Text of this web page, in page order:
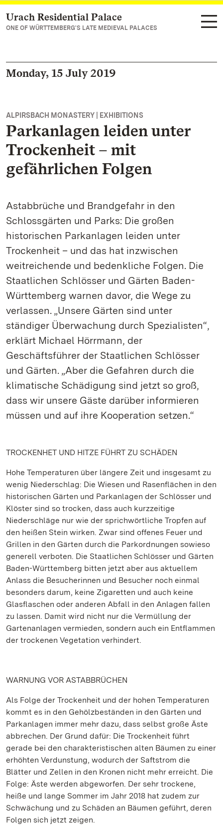
Navigate to main page
Urach Residential Palace
ONE OF WÜRTTEMBERG'S LATE MEDIEVAL PALACES
Monday, 15 July 2019
ALPIRSBACH MONASTERY | EXHIBITIONS
Parkanlagen leiden unter
Trockenheit – mit
gefährlichen Folgen
Astabbrüche und Brandgefahr in den
Schlossgärten und Parks: Die großen
historischen Parkanlagen leiden unter
Trockenheit – und das hat inzwischen
weitreichende und bedenkliche Folgen. Die
Staatlichen Schlösser und Gärten Baden-
Württemberg warnen davor, die Wege zu
verlassen. „Unsere Gärten sind unter
ständiger Überwachung durch Spezialisten“,
erklärt Michael Hörrmann, der
Geschäftsführer der Staatlichen Schlösser
und Gärten. „Aber die Gefahren durch die
klimatische Schädigung sind jetzt so groß,
dass wir unsere Gäste darüber informieren
müssen und auf ihre Kooperation setzen.“
TROCKENHET UND HITZE FÜHRT ZU SCHÄDEN
Hohe Temperaturen über längere Zeit und insgesamt zu
wenig Niederschlag: Die Wiesen und Rasenflächen in den
historischen Gärten und Parkanlagen der Schlösser und
Klöster sind so trocken, dass auch kurzzeitige
Niederschläge nur wie der sprichwörtliche Tropfen auf
den heißen Stein wirken. Zwar sind offenes Feuer und
Grillen in den Gärten durch die Parkordnungen sowieso
generell verboten. Die Staatlichen Schlösser und Gärten
Baden-Württemberg bitten jetzt aber aus aktuellem
Anlass die Besucherinnen und Besucher noch einmal
besonders darum, keine Zigaretten und auch keine
Glasflaschen oder anderen Abfall in den Anlagen fallen
zu lassen. Damit wird nicht nur die Vermüllung der
Gartenanlagen vermieden, sondern auch ein Entflammen
der trockenen Vegetation verhindert.
WARNUNG VOR ASTABBRÜCHEN
Als Folge der Trockenheit und der hohen Temperaturen
kommt es in den Gehölzbeständen in den Gärten und
Parkanlagen immer mehr dazu, dass selbst große Äste
abbrechen. Der Grund dafür: Die Trockenheit führt
gerade bei den charakteristischen alten Bäumen zu einer
erhöhten Verdunstung, wodurch der Saftstrom die
Blätter und Zellen in den Kronen nicht mehr erreicht. Die
Folge: Äste werden abgeworfen. Der sehr trockene,
heiße und lange Sommer im Jahr 2018 hat zudem zur
Schwächung und zu Schäden an Bäumen geführt, deren
Folgen sich jetzt zeigen.